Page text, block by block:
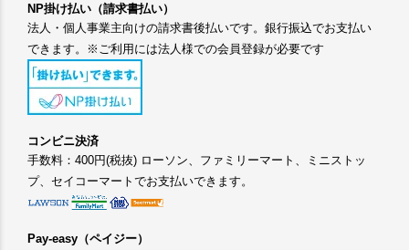
NP掛け払い（請求書払い）
法人・個人事業主向けの請求書後払いです。銀行振込でお支払い
できます。※ご利用には法人様での会員登録が必要です
コンビニ決済
手数料：400円(税抜) ローソン、ファミリーマート、ミニストッ
プ、セイコーマートでお支払いできます。
Pay-easy（ペイジー）